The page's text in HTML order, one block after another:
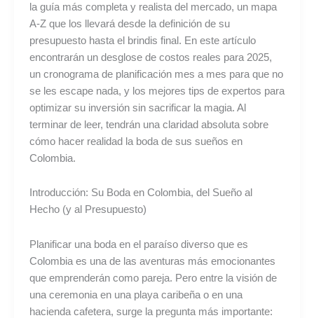
la guía más completa y realista del mercado, un mapa
A-Z que los llevará desde la definición de su
presupuesto hasta el brindis final. En este artículo
encontrarán un desglose de costos reales para 2025,
un cronograma de planificación mes a mes para que no
se les escape nada, y los mejores tips de expertos para
optimizar su inversión sin sacrificar la magia. Al
terminar de leer, tendrán una claridad absoluta sobre
cómo hacer realidad la boda de sus sueños en
Colombia.
Introducción: Su Boda en Colombia, del Sueño al
Hecho (y al Presupuesto)
Planificar una boda en el paraíso diverso que es
Colombia es una de las aventuras más emocionantes
que emprenderán como pareja. Pero entre la visión de
una ceremonia en una playa caribeña o en una
hacienda cafetera, surge la pregunta más importante: